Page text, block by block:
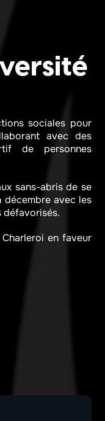
sociales pour
avec des
de personnes
sans-abris de se
avec les
défavorisés.
en faveur